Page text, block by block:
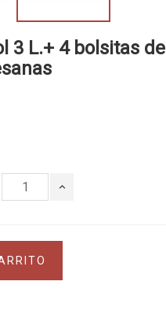
3 L.+ 4 bolsitas de